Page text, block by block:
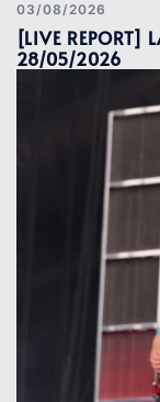
03/08/2026
[LIVE REPORT]
28/05/2026